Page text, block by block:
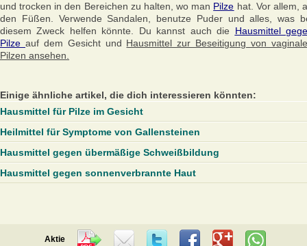
und trocken in den Bereichen zu halten, wo man Pilze hat. Vor allem,
den Füßen. Verwende Sandalen, benutze Puder und alles, was
diesem Zweck helfen könnte. Du kannst auch die Hausmittel
Pilze auf dem Gesicht und Hausmittel zur Beseitigung von
Pilzen ansehen.
Einige ähnliche artikel, die dich interessieren könnten:
Hausmittel für Pilze im Gesicht
Heilmittel für Symptome von Gallensteinen
Hausmittel gegen übermäßige Schweißbildung
Hausmittel gegen sonnenverbrannte Haut
Aktie